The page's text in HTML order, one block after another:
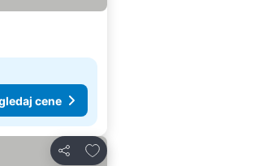
cene
Deli
Dodati u favorite